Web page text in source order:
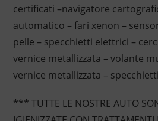
certificati –navigatore
automatico – fari xenon –
pelle – specchietti elettrici –
vernice metallizzata – volante
vernice metallizzata –
*** TUTTE LE NOSTRE AUTO